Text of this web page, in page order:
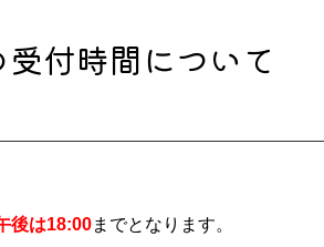
付時間について
後は18:00までとなります。